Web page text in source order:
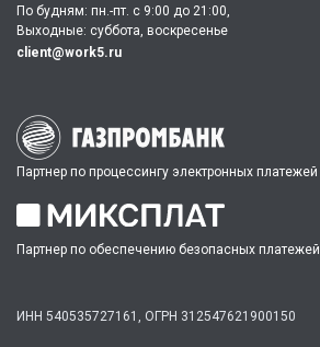
Партнер по процессингу электронных платежей
Партнер по обеспечению безопасных платежей
ИНН 540535727161, ОГРН 312547621900150
По будням: пн.-пт. c 9:00 до 21:00,
Выходные: суббота, воскресенье
client@work5.ru